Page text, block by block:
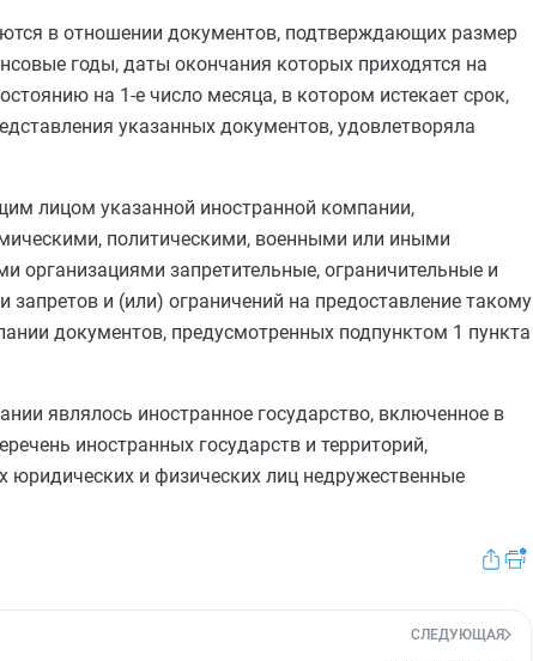
в отношении документов, подтверждающих размер
годы, даты окончания которых приходятся на
на 1-е число месяца, в котором истекает срок,
указанных документов, удовлетворяла
лицом указанной иностранной компании,
политическими, военными или иными
запретительные, ограничительные и
и (или) ограничений на предоставление такому
документов, предусмотренных подпунктом 1 пункта
являлось иностранное государство, включенное в
иностранных государств и территорий,
и физических лиц недружественные
СЛЕДУЮЩАЯ